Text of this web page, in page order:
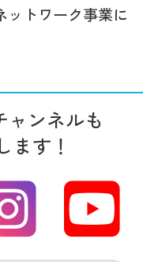
ットワーク事業に
ャンネルも
ます！